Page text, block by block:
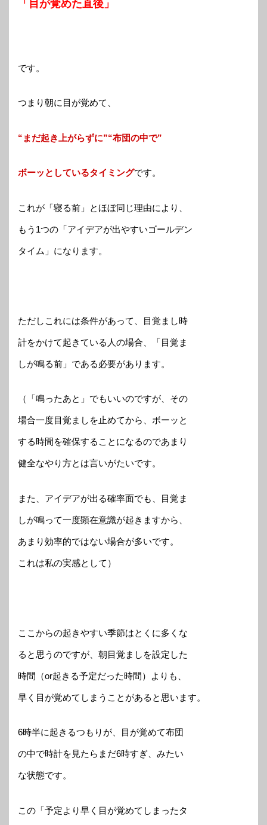
「目が覚めた直後」
です。
つまり朝に目が覚めて、
“まだ起き上がらずに”“布団の中で”
ボーッとしているタイミングです。
これが「寝る前」とほぼ同じ理由により、
もう1つの「アイデアが出やすいゴールデン
タイム」になります。
ただしこれには条件があって、目覚まし時
計をかけて起きている人の場合、「目覚ま
しが鳴る前」である必要があります。
（「鳴ったあと」でもいいのですが、その
場合一度目覚ましを止めてから、ボーッと
する時間を確保することになるのであまり
健全なやり方とは言いがたいです。
また、アイデアが出る確率面でも、目覚ま
しが鳴って一度顕在意識が起きますから、
あまり効率的ではない場合が多いです。
これは私の実感として）
ここからの起きやすい季節はとくに多くな
ると思うのですが、朝目覚ましを設定した
時間（or起きる予定だった時間）よりも、
早く目が覚めてしまうことがあると思います。
6時半に起きるつもりが、目が覚めて布団
の中で時計を見たらまだ6時すぎ、みたい
な状態です。
この「予定より早く目が覚めてしまったタ